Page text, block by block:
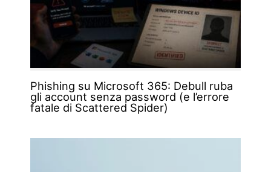
Phishing su Microsoft 365: Debull ruba
gli account senza password (e l’errore
fatale di Scattered Spider)